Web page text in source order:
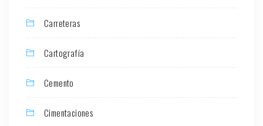
Carreteras
Cartografía
Cemento
Cimentaciones